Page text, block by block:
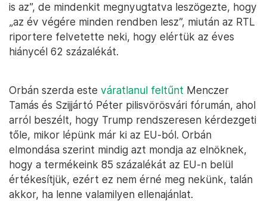
is az”, de mindenkit megnyugtatva leszögezte, hogy
„az év végére minden rendben lesz”, miután az RTL
riportere felvetette neki, hogy elértük az éves
hiánycél 62 százalékát.
Orbán szerda este váratlanul feltűnt Menczer
Tamás és Szijjártó Péter pilisvörösvári fórumán, ahol
arról beszélt, hogy Trump rendszeresen kérdezgeti
tőle, mikor lépünk már ki az EU-ból. Orbán
elmondása szerint mindig azt mondja az elnöknek,
hogy a termékeink 85 százalékát az EU-n belül
értékesítjük, ezért ez nem érné meg nekünk, talán
akkor, ha lenne valamilyen ellenajánlat.